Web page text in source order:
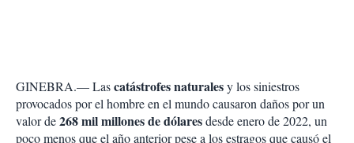
GINEBRA.— Lascatástrofesnaturalesy los siniestros
provocados por el hombre en el mundo causaron daños por un
valor de268 mil millones de dólaresdesde enero de 2022, un
poco menos que el año anterior pese a los estragos que causó el